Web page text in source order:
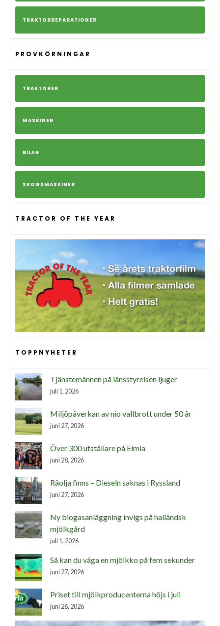
TRAKTORREPARATIONER
PROVKÖRNINGAR
TRAKTORER
MASKINER
BILAR
SKOGSMASKINER
TRACTOR OF THE YEAR
TOPPNYHETER
Tjänstemännen på länsstyrelsen ljuger
juli 1, 2026
Miljöpåverkan av nio vallbrott under 50 år
juni 27, 2026
Över 300 utställare på Elmia
juni 28, 2026
Råolja finns – Dieseln saknas i Ryssland
juni 27, 2026
Ny biogasanläggning invigs på halländsk
mjölkgård
juli 1, 2026
Så kan du väga en mjölkko på fem sekunder
juni 27, 2026
Priset till mjölkproducenterna höjs i juli
juni 26, 2026